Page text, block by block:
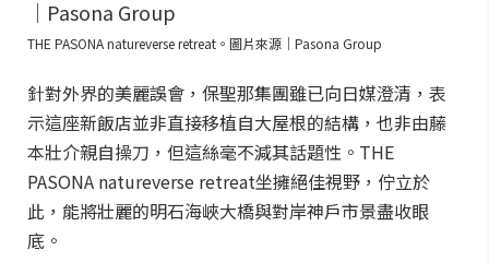
THE PASONA natureverse retreat。圖片來源｜Pasona Group
針對外界的美麗誤會，保聖那集團雖已向日媒澄清，表
示這座新飯店並非直接移植自大屋根的結構，也非由藤
本壯介親自操刀，但這絲毫不減其話題性。THE
PASONA natureverse retreat坐擁絕佳視野，佇立於
此，能將壯麗的明石海峽大橋與對岸神戶市景盡收眼
底。